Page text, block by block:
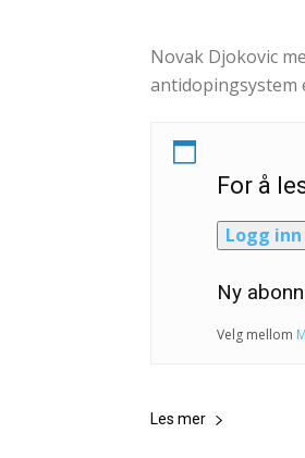
Novak Djokovic
antidopingsystem
For å
Logg
Ny
Velg mellom
Les mer